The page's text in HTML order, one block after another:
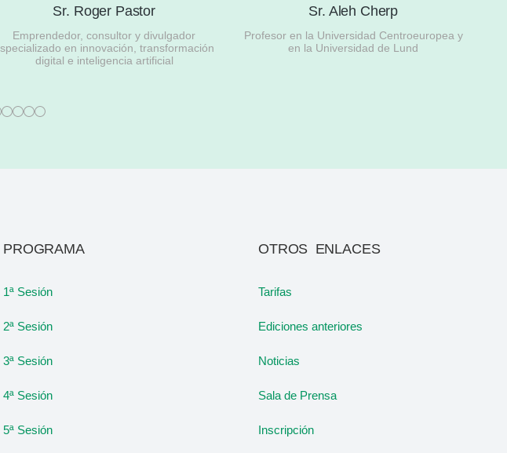
Sr. Roger Pastor
Emprendedor, consultor y divulgador
en innovación, transformación
digital e inteligencia artificial
Sr. Aleh Cherp
Profesor en la Universidad Centroeuropea y
en la Universidad de Lund
PROGRAMA
1ª Sesión
2ª Sesión
3ª Sesión
4ª Sesión
5ª Sesión
OTROS ENLACES
Tarifas
Ediciones anteriores
Noticias
Sala de Prensa
Inscripción